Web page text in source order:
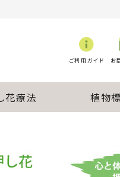
ご利用ガイド お
花療法 植物